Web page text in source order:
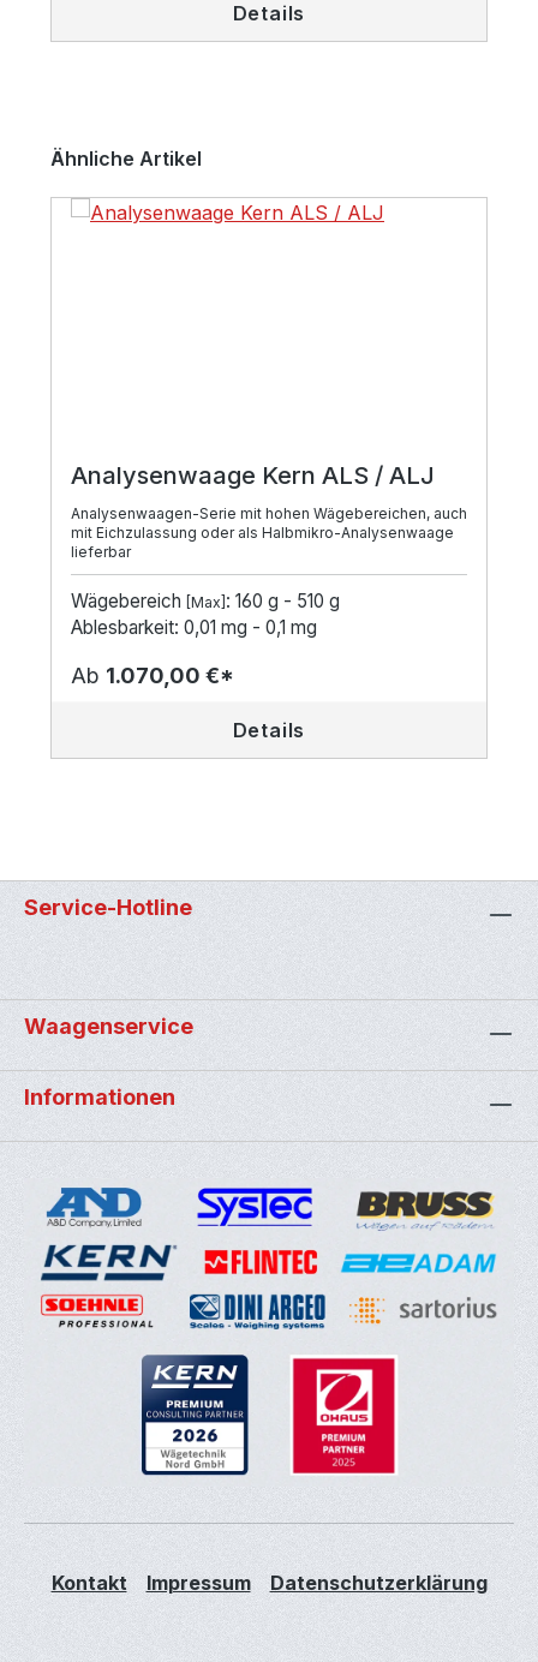
Details
Produktgalerie überspringen
Ähnliche Artikel
Analysenwaage Kern ALS / ALJ
Analysenwaagen-Serie mit hohen Wägebereichen, auch
mit Eichzulassung oder als Halbmikro-Analysenwaage
lieferbar
Wägebereich [Max] : 160 g - 510 g
Ablesbarkeit: 0,01 mg - 0,1 mg
Ab 1.070,00 €*
Details
Service-Hotline
Waagenservice
Informationen
Kontakt Impressum Datenschutzerklärung